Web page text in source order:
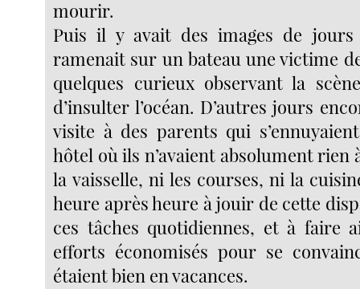
mourir.
Puis il y avait des images de
ramenait sur un bateau une victime
quelques curieux observant la
d’insulter l’océan. D’autres jours
visite à des parents qui
hôtel où ils n’avaient absolument rien
la vaisselle, ni les courses, ni la
heure après heure à jouir de cette
ces tâches quotidiennes, et à faire
efforts économisés pour se
étaient bien en vacances.